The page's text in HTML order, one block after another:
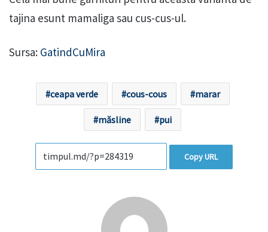
tajina esunt mamaliga sau cus-cus-ul.
Sursa: GatindCuMira
ceapa verde cous-cous marar
măsline pui
Copy URL